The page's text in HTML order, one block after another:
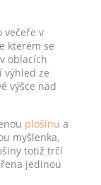
večeře v
kterém se
oblacích
výhled ze
výšce nad
plošinu a
myšlenka,
totiž trčí
jedinou